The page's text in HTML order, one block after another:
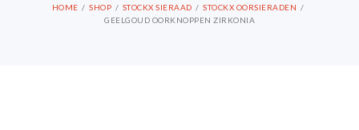
HOME SHOP STOCKX SIERAAD
STOCKX OORSIERADEN
GEELGOUD OORKNOPPEN ZIRKONIA